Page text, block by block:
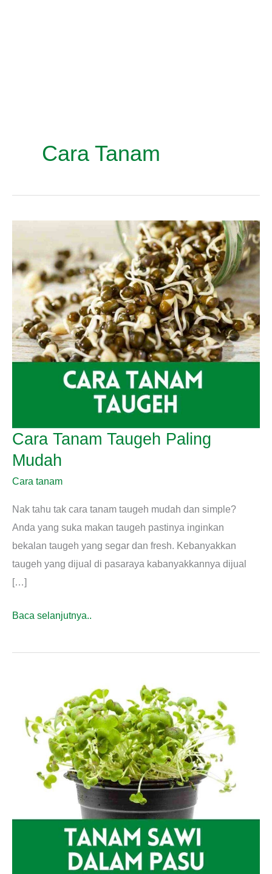
Cara Tanam
Cara Tanam Taugeh Paling
Mudah
Cara tanam
Nak tahu tak cara tanam taugeh mudah dan simple?
Anda yang suka makan taugeh pastinya inginkan
bekalan taugeh yang segar dan fresh. Kebanyakkan
taugeh yang dijual di pasaraya kabanyakkannya dijual
[…]
Cara
Taugeh
Baca selanjutnya..